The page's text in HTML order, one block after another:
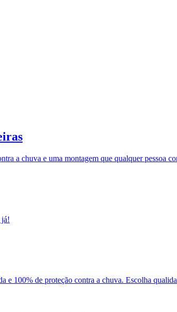
a chuva e uma montagem que qualquer pessoa
já!
e 100% de proteção contra a chuva. Escolha